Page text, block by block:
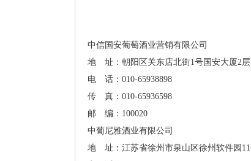
中信国安葡萄酒业营销有限公司
地 址：朝阳区关东店北街1号国安大厦2层
电 话：010-65938898
传 真：010-65936598
邮 编：100020
中葡尼雅酒业有限公司
地 址：江苏省徐州市泉山区徐州软件园11